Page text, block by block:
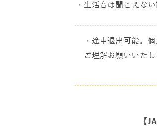
・生活音は聞こえな
・途中退出可能。
ご理解お願いいた
【